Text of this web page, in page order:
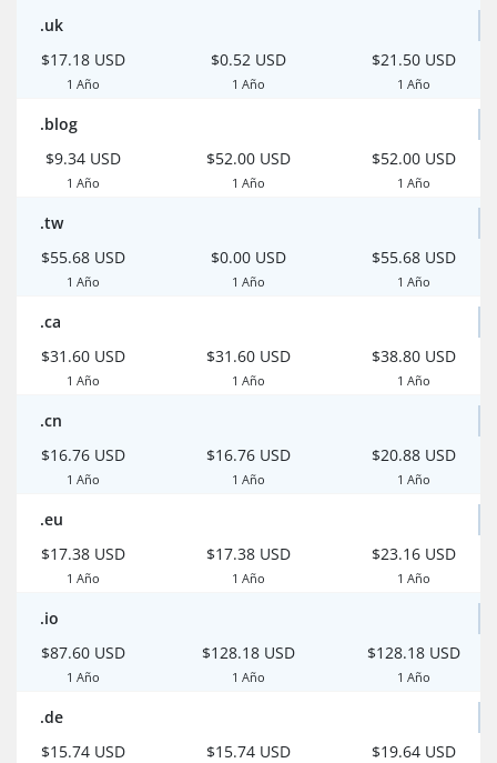
.uk
$17.18 USD
1 Año
$0.52 USD
1 Año
$21.50 USD
1 Año
.blog
$9.34 USD
1 Año
$52.00 USD
1 Año
$52.00 USD
1 Año
.tw
$55.68 USD
1 Año
$0.00 USD
1 Año
$55.68 USD
1 Año
.ca
$31.60 USD
1 Año
$31.60 USD
1 Año
$38.80 USD
1 Año
.cn
$16.76 USD
1 Año
$16.76 USD
1 Año
$20.88 USD
1 Año
.eu
$17.38 USD
1 Año
$17.38 USD
1 Año
$23.16 USD
1 Año
.io
$87.60 USD
1 Año
$128.18 USD
1 Año
$128.18 USD
1 Año
.de
$15.74 USD
$15.74 USD $19.64 USD